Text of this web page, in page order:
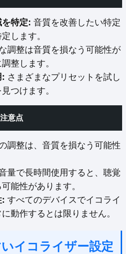
を特定: 音質を改善したい特定
します。
調整は音質を損なう可能性が
整します。
: さまざまなプリセットを試し
つけます。
意点
調整は、音質を損なう可能性
量で長時間使用すると、聴覚
能性があります。
: すべてのデバイスでイコライ
動作するとは限りません。
イコライザー設定